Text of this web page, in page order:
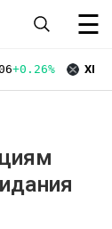
☰
+0.26% XRP